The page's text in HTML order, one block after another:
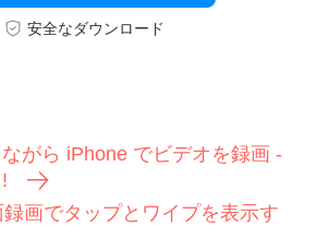
安全なダウンロード
がら iPhone でビデオを録画 -
画でタップとワイプを表示す